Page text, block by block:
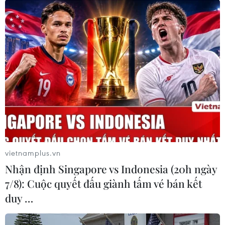
2,5 triệu người bỏ chạy khỏi nước này và 6,5
triệu người ly tán trong lãnh thổ Syria do cuộc
nội chiến kéo dài từ hơn hai năm nay./.
(Vietnam+)
vietnamplus.vn
Nhận định Singapore vs Indonesia (20h ngày
7/8): Cuộc quyết đấu giành tấm vé bán kết
duy …